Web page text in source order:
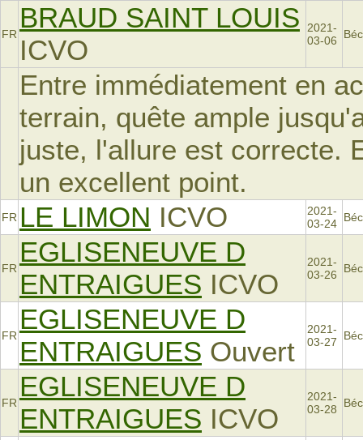
FR
BRAUD SAINT LOUIS
ICVO
2021-
03-06
Entre immédiatement en
terrain, quête ample
juste, l'allure est correcte.
un excellent point.
FR LE LIMON ICVO
2021-
03-24
FR
EGLISENEUVE D
ENTRAIGUES ICVO
2021-
03-26
FR
EGLISENEUVE D
ENTRAIGUES Ouvert
2021-
03-27
FR
EGLISENEUVE D
ENTRAIGUES ICVO
2021-
03-28